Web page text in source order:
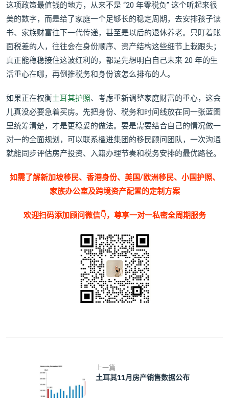
这项政策最值钱的地方，从来不是 “20 年零税负” 这个听起来很
美的数字，而是给了家庭一个足够长的稳定周期，去安排孩子读
书、家族财富往下一代传递，甚至是以后的退休养老。只盯着账
面税差的人，往往会在身份顺序、资产结构这些细节上栽跟头；
真正能稳稳接住这波红利的，都是先想明白自己未来 20 年的生
活重心在哪，再倒推税务和身份该怎么排布的人。
如果正在权衡土耳其护照、考虑重新调整家庭财富的重心，这会
儿真没必要急着买房。先把身份、税务和时间线放在同一张蓝图
里统筹清楚，才是更稳妥的做法。要是需要结合自己的情况做一
对一的全面规划，可以联系楹进集团的移民顾问团队，一次沟通
就能同步评估房产投资、入籍办理节奏和税务安排的最优路径。
如需了解新加坡移民、香港身份、美国/欧洲移民、小国护照、
家族办公室及跨境资产配置的定制方案
欢迎扫码添加顾问微信👇，尊享一对一私密全周期服务
上一篇
土耳其11月房产销售数据公布